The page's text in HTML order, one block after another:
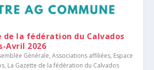
de la fédération du Calvados
Avril 2026
Générale,Associations affiliées, Espace
, La Gazette de la fédération du Calvados